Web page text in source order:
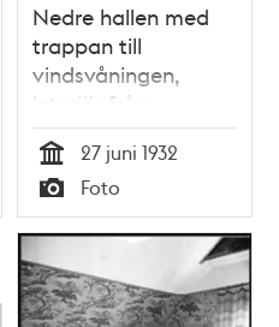
Nedre hallen med
trappan till
vindsvåningen,
interiör från
Beckombergavägen
128 i Ängby
småstugeområde
Tid
27 juni 1932
Typ
Foto